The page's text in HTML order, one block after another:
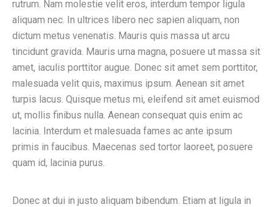
rutrum. Nam molestie velit eros, interdum tempor ligula
aliquam nec. In ultrices libero nec sapien aliquam, non
dictum metus venenatis. Mauris quis massa ut arcu
tincidunt gravida. Mauris urna magna, posuere ut massa sit
amet, iaculis porttitor augue. Donec sit amet sem porttitor,
malesuada velit quis, maximus ipsum. Aenean sit amet
turpis lacus. Quisque metus mi, eleifend sit amet euismod
ut, mollis finibus nulla. Aenean consequat quis enim ac
lacinia. Interdum et malesuada fames ac ante ipsum
primis in faucibus. Maecenas sed tortor laoreet, posuere
quam id, lacinia purus.
Donec at dui in justo aliquam bibendum. Etiam at ligula in